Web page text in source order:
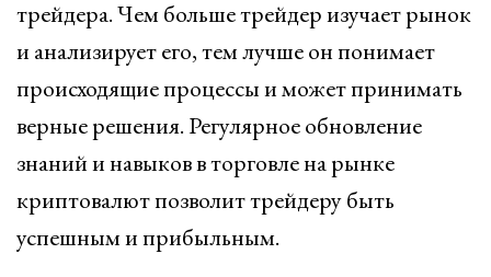
трейдера. Чем больше трейдер изучает рынок
и анализирует его, тем лучше он понимает
происходящие процессы и может принимать
верные решения. Регулярное обновление
знаний и навыков в торговле на рынке
криптовалют позволит трейдеру быть
успешным и прибыльным.